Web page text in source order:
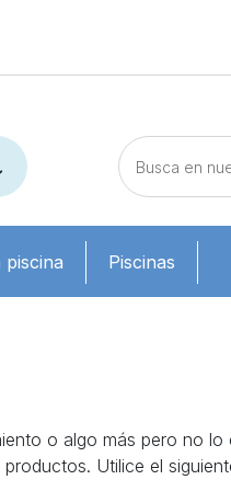
piscina Piscinas
o algo más pero no
Utilice el